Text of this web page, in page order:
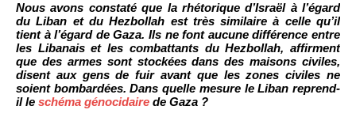
Nous avons constaté que la rhétorique d’Israël à l’égard
du Liban et du Hezbollah est très similaire à celle qu’il
tient à l’égard de Gaza. Ils ne font aucune différence entre
les Libanais et les combattants du Hezbollah, affirment
que des armes sont stockées dans des maisons civiles,
disent aux gens de fuir avant que les zones civiles ne
soient bombardées. Dans quelle mesure le Liban reprend-
il le schéma génocidaire de Gaza ?